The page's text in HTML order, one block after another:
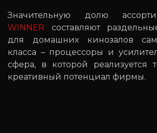
Значительную долю
WINNER составляют
для домашних кинозалов
класса – процессоры и
сфера, в которой реализуется
креативный потенциал фирмы.